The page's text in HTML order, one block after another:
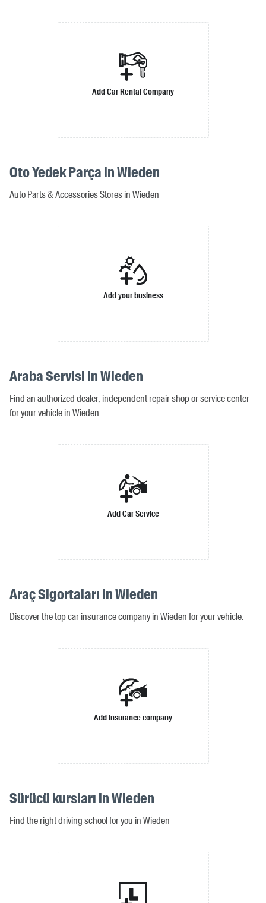
Add Car Rental Company
Oto Yedek Parça in Wieden
Auto Parts & Accessories Stores in Wieden
Add your business
Araba Servisi in Wieden
Find an authorized dealer, independent repair shop or service center
for your vehicle in Wieden
Add Car Service
Araç Sigortaları in Wieden
Discover the top car insurance company in Wieden for your vehicle.
Add insurance company
Sürücü kursları in Wieden
Find the right driving school for you in Wieden